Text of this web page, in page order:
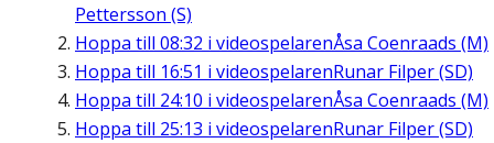
Pettersson (S)
Hoppa till 08:32 i videospelarenÅsa Coenraads (M)
Hoppa till 16:51 i videospelarenRunar Filper (SD)
Hoppa till 24:10 i videospelarenÅsa Coenraads (M)
Hoppa till 25:13 i videospelarenRunar Filper (SD)